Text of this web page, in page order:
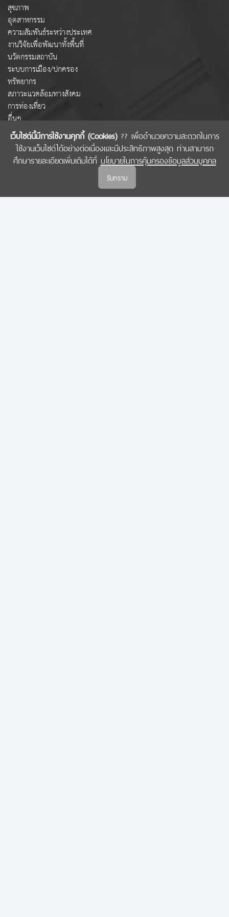
เว็บไซต์นี้มีการใช้งานคุกกี้ (Cookies)?? เพื่ออำนวยความสะดวกในการ
ใช้งานเว็บไซต์ได้อย่างต่อเนื่องและมีประสิทธิภาพสูงสุด ท่านสามารถ
ศึกษารายละเอียดเพิ่มเติมได้ที่ นโยบายในการคุ้มครองข้อมูลส่วนบุคคล
รับทราบ
สุขภาพ
อุตสาหกรรม
ความสัมพันธ์ระหว่างประเทศ
งานวิจัยเพื่อพัฒนาทั้งพื้นที่
นวัตกรรมสถาบัน
ระบบการเมือง/ปกครอง
ทรัพยากร
สภาวะแวดล้อมทางสังคม
การท่องเที่ยว
อื่นๆ
COPYRIGHT © 2022 สำนักงานคณะกรรมการส่งเสริมวิทยาศาสตร์ วิจัยและนวัตกรรม
(สกสว.)
นโยบายในการคุ้มครองข้อมูลส่วนบุคคล